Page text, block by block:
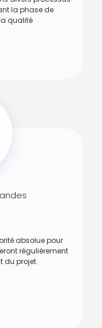
la phase de
qualité
absolue pour
régulièrement
du projet.